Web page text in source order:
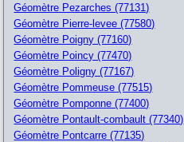
Géomètre Pezarches (77131)
Géomètre Pierre-levee (77580)
Géomètre Poigny (77160)
Géomètre Poincy (77470)
Géomètre Poligny (77167)
Géomètre Pommeuse (77515)
Géomètre Pomponne (77400)
Géomètre Pontault-combault (77340)
Géomètre Pontcarre (77135)